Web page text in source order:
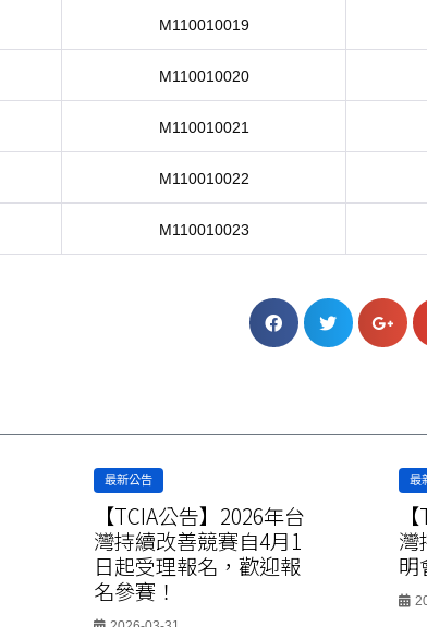
M110010019
M110010020
M110010021
M110010022
M110010023
最新公告
【TCIA公告】2026年台
灣持續改善競賽自4月1
日起受理報名，歡迎報
名參賽！
最
灣
明